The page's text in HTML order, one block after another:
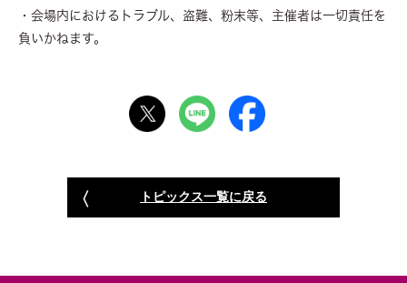
・会場内におけるトラブル、盗難、粉末等、主催者は一切責任を
負いかねます。
トピックス一覧に戻る